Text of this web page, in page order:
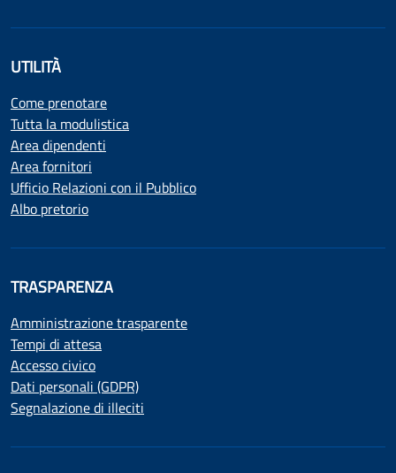
UTILITÀ
Come prenotare
Tutta la modulistica
Area dipendenti
Area fornitori
Ufficio Relazioni con il Pubblico
Albo pretorio
TRASPARENZA
Amministrazione trasparente
Tempi di attesa
Accesso civico
Dati personali (GDPR)
Segnalazione di illeciti